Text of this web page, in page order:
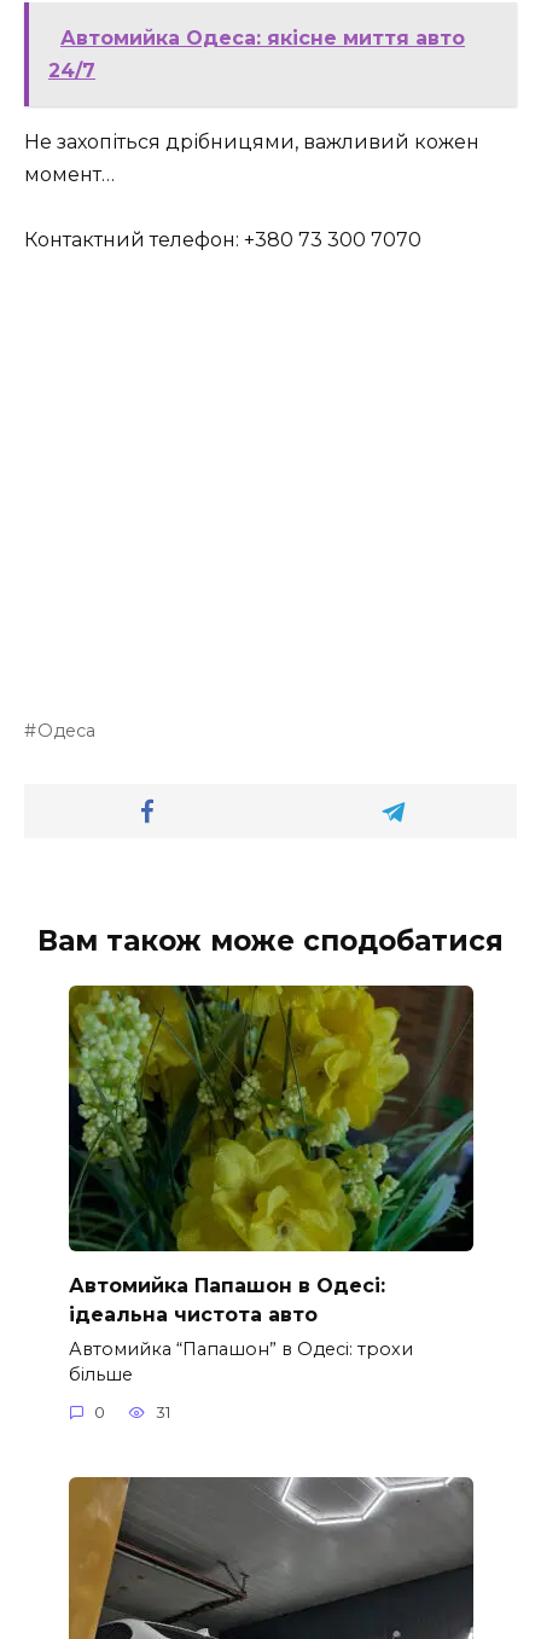
Автомийка Одеса: якісне миття авто
24/7
Не захопіться дрібницями, важливий кожен
момент…
Контактний телефон: +380 73 300 7070
Одеса
Вам також може сподобатися
Автомийка Папашон в Одесі:
ідеальна чистота авто
Автомийка “Папашон” в Одесі: трохи
більше
0 31